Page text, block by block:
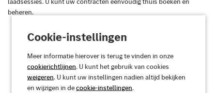
beheren.
Ontdek uw voordelen
Cookie-instellingen
Meer informatie hierover is terug te vinden in onze
cookierichtlijnen. U kunt het gebruik van cookies
weigeren. U kunt uw instellingen nadien altijd bekijken
en wijzigen in decookie-instellingen.